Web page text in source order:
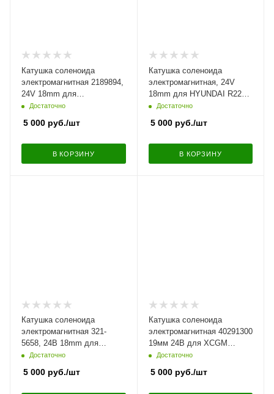
Катушка соленоида
электромагнитная 2189894,
24V 18mm для
CATERPILLAR
Достаточно
5 000 руб./шт
В КОРЗИНУ
Катушка соленоида
электромагнитная, 24V
18mm для HYUNDAI R225-
7, R215-7, R220-7
Достаточно
5 000руб./шт
В КОРЗИНУ
Катушка соленоида
электромагнитная 321-
5658, 24В 18mm для
CATERPILLAR
Достаточно
5 000 руб./шт
Катушка соленоида
электромагнитная 40291300
19мм 24В для XCGM
ZOOMLION
Достаточно
5 000руб./шт